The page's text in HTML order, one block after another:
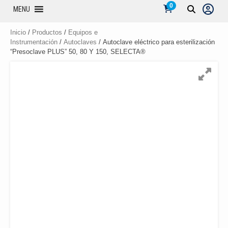
MENU 0
Inicio / Productos / Equipos e
Instrumentación / Autoclaves / Autoclave eléctrico para esterilización
“Presoclave PLUS” 50, 80 Y 150, SELECTA®